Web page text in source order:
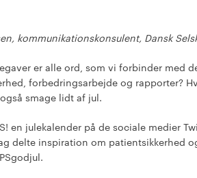
kommunikationskonsulent, Dansk
er alle ord, som vi forbinder med
forbedringsarbejde og rapporter?
smage lidt af jul.
en julekalender på de sociale medier
delte inspiration om patientsikkerhed